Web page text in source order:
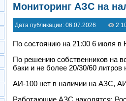
Мониторинг АЗС на
Дата публикации: 06.07.2026 2
По состоянию на 21:00 6 июля в
По решению собственников на
баки и не более 20/30/60 литров
АИ-100 нет в наличии на АЗС,
Работающие АЗС находятся: